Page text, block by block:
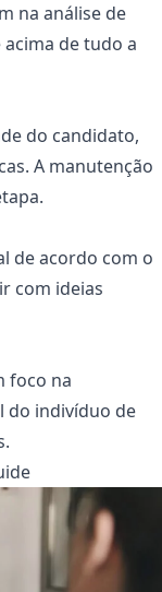
na análise de
de tudo a
do candidato,
A manutenção
de acordo com o
com ideias
foco na
do indivíduo de